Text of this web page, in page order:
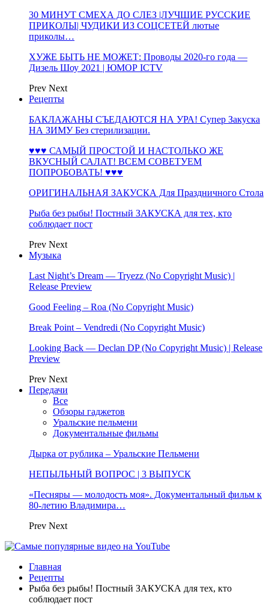
30 МИНУТ СМЕХА ДО СЛЕЗ |ЛУЧШИЕ РУССКИЕ
ПРИКОЛЫ| ЧУДИКИ ИЗ СОЦСЕТЕЙ лютые
приколы…
ХУЖЕ БЫТЬ НЕ МОЖЕТ: Проводы 2020-го года —
Дизель Шоу 2021 | ЮМОР ICTV
Prev Next
Рецепты
БАКЛАЖАНЫ СЪЕДАЮТСЯ НА УРА! Супер Закуска
НА ЗИМУ Без стерилизации.
♥♥♥ САМЫЙ ПРОСТОЙ И НАСТОЛЬКО ЖЕ
ВКУСНЫЙ САЛАТ! ВСЕМ СОВЕТУЕМ
ПОПРОБОВАТЬ! ♥♥♥
ОРИГИНАЛЬНАЯ ЗАКУСКА Для Праздничного Стола
Рыба без рыбы! Постный ЗАКУСКА для тех, кто
соблюдает пост
Prev Next
Музыка
Last Night’s Dream — Tryezz (No Copyright Music) |
Release Preview
Good Feeling – Roa (No Copyright Music)
Break Point – Vendredi (No Copyright Music)
Looking Back — Declan DP (No Copyright Music) | Release
Preview
Prev Next
Передачи
Все
Обзоры гаджетов
Уральские пельмени
Документальные фильмы
Дырка от рублика – Уральские Пельмени
НЕПЫЛЬНЫЙ ВОПРОС | 3 ВЫПУСК
«Песняры — молодость моя». Документальный фильм к
80-летию Владимира…
Prev Next
Главная
Рецепты
Рыба без рыбы! Постный ЗАКУСКА для тех, кто
соблюдает пост